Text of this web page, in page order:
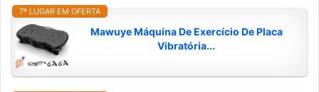
7º LUGAR EM OFERTA
Mawuye Máquina De Exercício De Placa
Vibratória...